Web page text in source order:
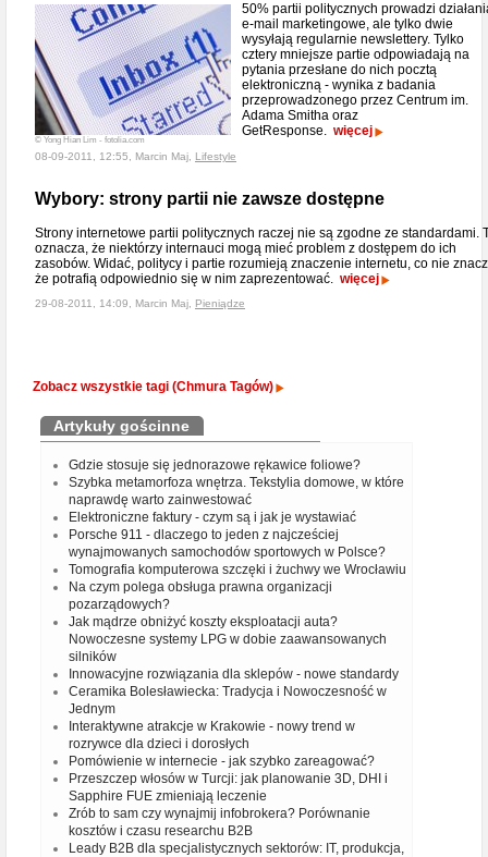
© Yong Hian Lim - fotolia.com
50% partii politycznych prowadzi
e-mail marketingowe, ale tylko dwie
wysyłają regularnie newslettery. Tylko
cztery mniejsze partie odpowiadają na
pytania przesłane do nich pocztą
elektroniczną - wynika z badania
przeprowadzonego przez Centrum im.
Adama Smitha oraz
GetResponse. więcej
08-09-2011, 12:55, Marcin Maj, Lifestyle
Wybory: strony partii nie zawsze dostępne
Strony internetowe partii politycznych raczej nie są zgodne ze standardami.
oznacza, że niektórzy internauci mogą mieć problem z dostępem do ich
zasobów. Widać, politycy i partie rozumieją znaczenie internetu, co nie
że potrafią odpowiednio się w nim zaprezentować. więcej
29-08-2011, 14:09, Marcin Maj, Pieniądze
Zobacz wszystkie tagi (Chmura Tagów)
Artykuły gościnne
Gdzie stosuje się jednorazowe rękawice foliowe?
Szybka metamorfoza wnętrza. Tekstylia domowe, w które
naprawdę warto zainwestować
Elektroniczne faktury - czym są i jak je wystawiać
Porsche 911 - dlaczego to jeden z najcześciej
wynajmowanych samochodów sportowych w Polsce?
Tomografia komputerowa szczęki i żuchwy we Wrocławiu
Na czym polega obsługa prawna organizacji
pozarządowych?
Jak mądrze obniżyć koszty eksploatacji auta?
Nowoczesne systemy LPG w dobie zaawansowanych
silników
Innowacyjne rozwiązania dla sklepów - nowe standardy
Ceramika Bolesławiecka: Tradycja i Nowoczesność w
Jednym
Interaktywne atrakcje w Krakowie - nowy trend w
rozrywce dla dzieci i dorosłych
Pomówienie w internecie - jak szybko zareagować?
Przeszczep włosów w Turcji: jak planowanie 3D, DHI i
Sapphire FUE zmieniają leczenie
Zrób to sam czy wynajmij infobrokera? Porównanie
kosztów i czasu researchu B2B
Leady B2B dla specjalistycznych sektorów: IT, produkcja,